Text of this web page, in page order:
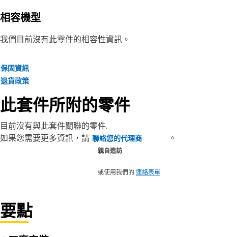
相容機型
我們目前沒有此零件的相容性資訊。
保固資訊
退貨政策
此套件所附的零件
目前沒有與此套件關聯的零件.
如果您需要更多資訊，請 聯絡您的代理商
親自造訪
或使用我們的 連絡表單
。
要點